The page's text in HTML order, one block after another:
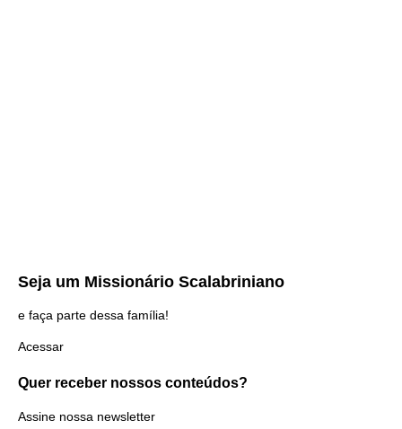
Seja um Missionário Scalabriniano
e faça parte dessa família!
Acessar
Quer receber nossos conteúdos?
Assine nossa newsletter